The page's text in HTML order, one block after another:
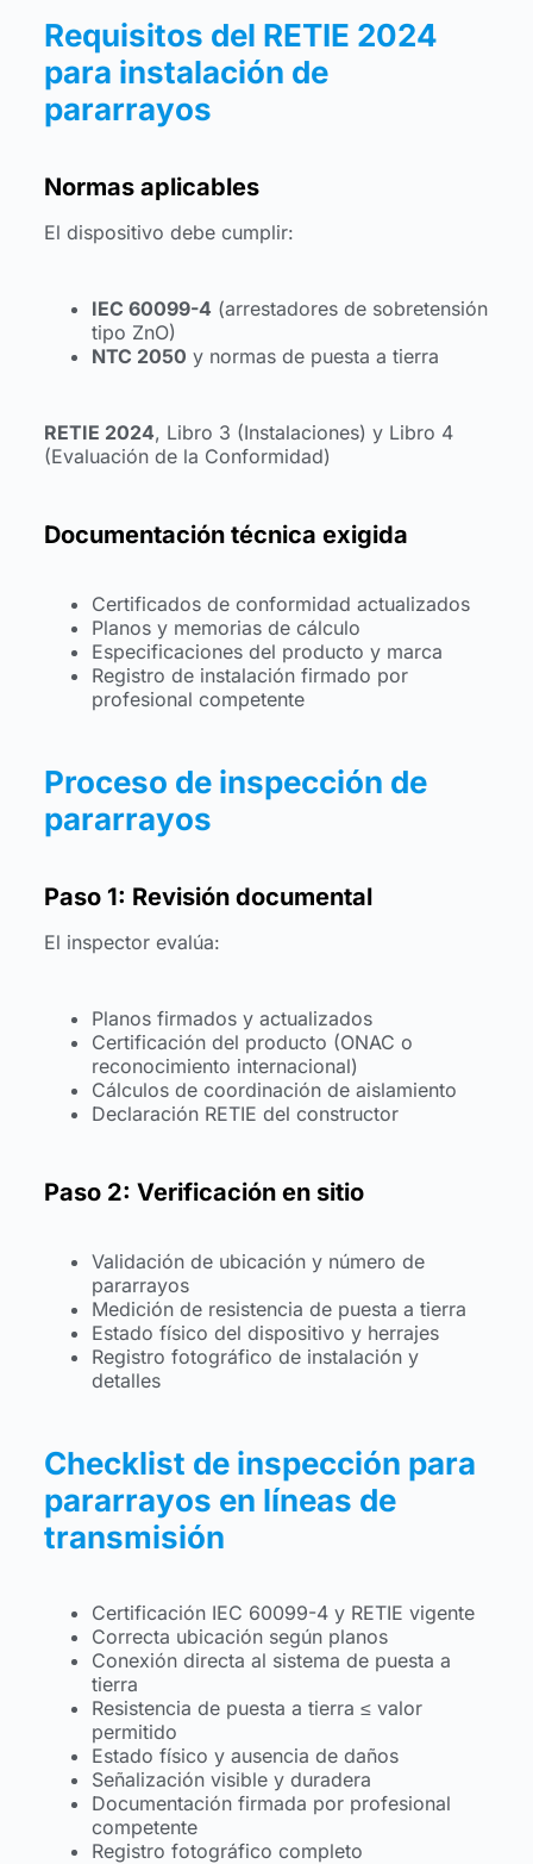
Requisitos del RETIE 2024
para instalación de
pararrayos
Normas aplicables
El dispositivo debe cumplir:
IEC 60099-4 (arrestadores de sobretensión
tipo ZnO)
NTC 2050 y normas de puesta a tierra
RETIE 2024, Libro 3 (Instalaciones) y Libro 4
(Evaluación de la Conformidad)
Documentación técnica exigida
Certificados de conformidad actualizados
Planos y memorias de cálculo
Especificaciones del producto y marca
Registro de instalación firmado por
profesional competente
Proceso de inspección de
pararrayos
Paso 1: Revisión documental
El inspector evalúa:
Planos firmados y actualizados
Certificación del producto (ONAC o
reconocimiento internacional)
Cálculos de coordinación de aislamiento
Declaración RETIE del constructor
Paso 2: Verificación en sitio
Validación de ubicación y número de
pararrayos
Medición de resistencia de puesta a tierra
Estado físico del dispositivo y herrajes
Registro fotográfico de instalación y
detalles
Checklist de inspección para
pararrayos en líneas de
transmisión
Certificación IEC 60099-4 y RETIE vigente
Correcta ubicación según planos
Conexión directa al sistema de puesta a
tierra
Resistencia de puesta a tierra ≤ valor
permitido
Estado físico y ausencia de daños
Señalización visible y duradera
Documentación firmada por profesional
competente
Registro fotográfico completo